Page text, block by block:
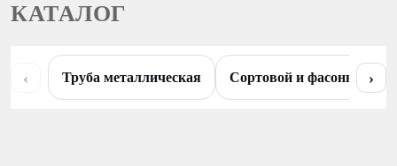
КАТАЛОГ
‹ Труба металлическая Сортовой и фасонный›